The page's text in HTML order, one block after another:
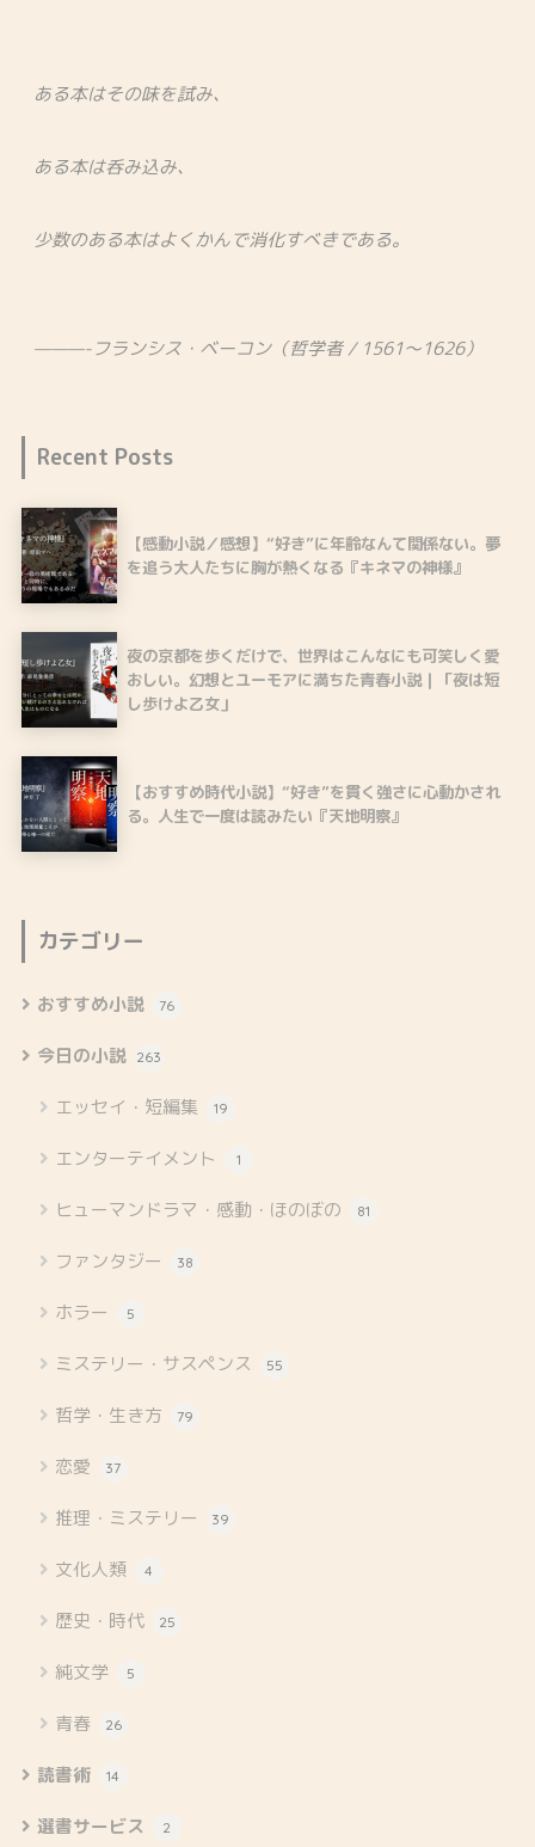
ある本はその味を試み、
ある本は呑み込み、
少数のある本はよくかんで消化すべきである。
———-フランシス・ベーコン（哲学者 / 1561～1626）
Recent Posts
【感動小説／感想】“好き”に年齢なんて関係ない。夢
を追う大人たちに胸が熱くなる『キネマの神様』
夜の京都を歩くだけで、世界はこんなにも可笑しく愛
おしい。幻想とユーモアに満ちた青春小説｜「夜は短
し歩けよ乙女」
【おすすめ時代小説】“好き”を貫く強さに心動かされ
る。人生で一度は読みたい『天地明察』
カテゴリー
おすすめ小説 76
今日の小説 263
エッセイ・短編集 19
エンターテイメント 1
ヒューマンドラマ・感動・ほのぼの 81
ファンタジー 38
ホラー 5
ミステリー・サスペンス 55
哲学・生き方 79
恋愛 37
推理・ミステリー 39
文化人類 4
歴史・時代 25
純文学 5
青春 26
読書術 14
選書サービス 2